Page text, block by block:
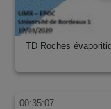
TD Roches
00:35:07